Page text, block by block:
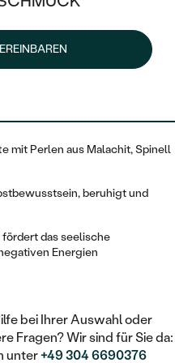
Lieferoptionen
mit Perlen aus Malachit, Spinell
beruhigt und
das seelische
Energien
bei Ihrer Auswahl oder
Fragen? Wir sind für Sie da:
unter+49 304 6690376